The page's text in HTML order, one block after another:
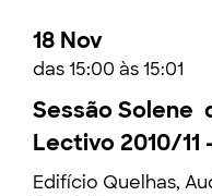
18 Nov
das 15:00 às 15:01
Sessão Solene
Lectivo 2010/11
Edifício Quelhas,